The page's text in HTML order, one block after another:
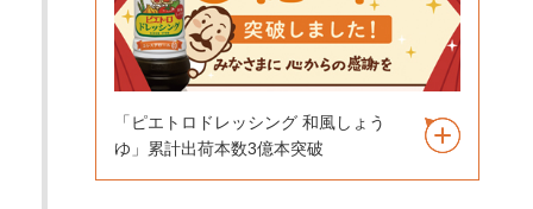
「ピエトロドレッシング 和風しょう
ゆ」累計出荷本数3億本突破